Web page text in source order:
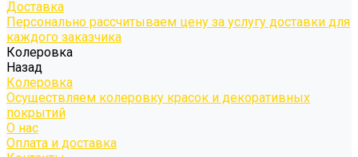
Доставка
Персонально рассчитываем цену за услугу доставки для
каждого заказчика
Колеровка
Назад
Колеровка
Осуществляем колеровку красок и декоративных
покрытий
О нас
Оплата и доставка